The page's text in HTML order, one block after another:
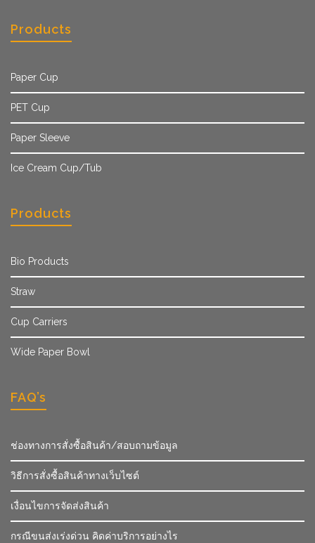
Products
Paper Cup
PET Cup
Paper Sleeve
Ice Cream Cup/Tub
Products
Bio Products
Straw
Cup Carriers
Wide Paper Bowl
FAQ’s
ช่องทางการสั่งซื้อสินค้า/สอบถามข้อมูล
วิธีการสั่งซื้อสินค้าทางเว็บไซต์
เงื่อนไขการจัดส่งสินค้า
กรณีขนส่งเร่งด่วน คิดค่าบริการอย่างไร